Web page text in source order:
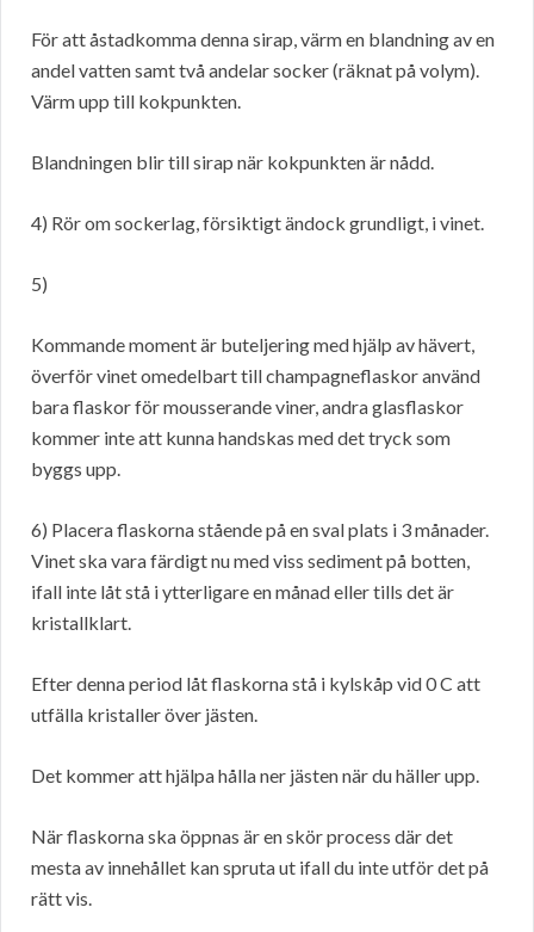
För att åstadkomma denna sirap, värm en blandning av en
andel vatten samt två andelar socker (räknat på volym).
Värm upp till kokpunkten.
Blandningen blir till sirap när kokpunkten är nådd.
4) Rör om sockerlag, försiktigt ändock grundligt, i vinet.
5)
Kommande moment är buteljering med hjälp av hävert,
överför vinet omedelbart till champagneflaskor använd
bara flaskor för mousserande viner, andra glasflaskor
kommer inte att kunna handskas med det tryck som
byggs upp.
6) Placera flaskorna stående på en sval plats i 3 månader.
Vinet ska vara färdigt nu med viss sediment på botten,
ifall inte låt stå i ytterligare en månad eller tills det är
kristallklart.
Efter denna period låt flaskorna stå i kylskåp vid 0 C att
utfälla kristaller över jästen.
Det kommer att hjälpa hålla ner jästen när du häller upp.
När flaskorna ska öppnas är en skör process där det
mesta av innehållet kan spruta ut ifall du inte utför det på
rätt vis.